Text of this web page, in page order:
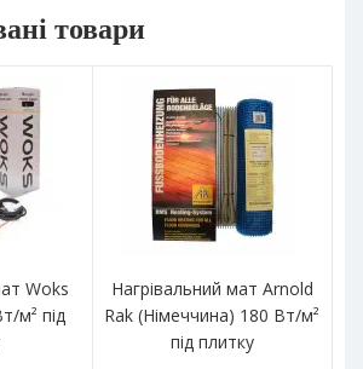
товари
Woks
м² під
Нагрівальний мат Arnold
Rak (Німеччина) 180 Вт/м²
під плитку